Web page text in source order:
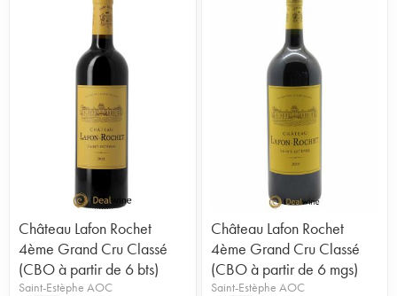
Château Lafon Rochet
4ème Grand Cru Classé
(CBO à partir de 6 bts)
Saint-Estèphe AOC
Château Lafon Rochet
4ème Grand Cru Classé
(CBO à partir de 6 mgs)
Saint-Estèphe AOC